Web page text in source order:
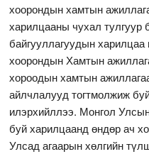
хоорондын хамтын
харилцааны чухал тулгуур
байгууллагуудын
хоорондын Хамтын
хороодын хамтын
айлчлалууд тогтмолжиж
илэрхийллээ. Монгол
буй харилцаанд өндөр ач
Улсад агаарын хөлгийн